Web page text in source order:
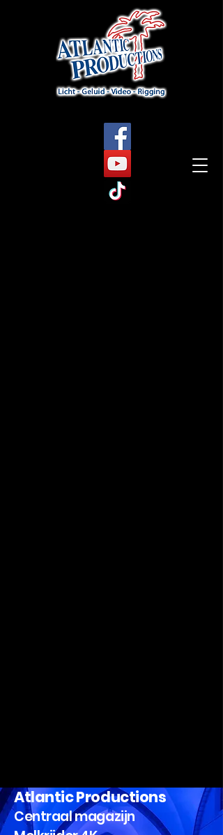
Atlantic Productions
Centraal magazijn